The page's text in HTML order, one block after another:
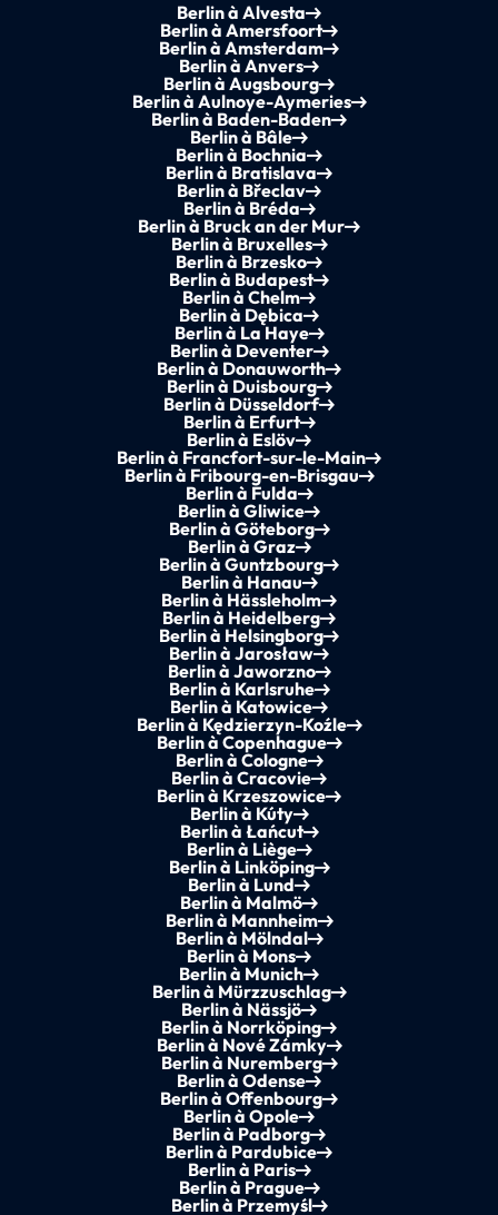
Berlin à Alvesta
Berlin à Amersfoort
Berlin à Amsterdam
Berlin à Anvers
Berlin à Augsbourg
Berlin à Aulnoye-Aymeries
Berlin à Baden-Baden
Berlin à Bâle
Berlin à Bochnia
Berlin à Bratislava
Berlin à Břeclav
Berlin à Bréda
Berlin à Bruck an der Mur
Berlin à Bruxelles
Berlin à Brzesko
Berlin à Budapest
Berlin à Chelm
Berlin à Dębica
Berlin à La Haye
Berlin à Deventer
Berlin à Donauworth
Berlin à Duisbourg
Berlin à Düsseldorf
Berlin à Erfurt
Berlin à Eslöv
Berlin à Francfort-sur-le-Main
Berlin à Fribourg-en-Brisgau
Berlin à Fulda
Berlin à Gliwice
Berlin à Göteborg
Berlin à Graz
Berlin à Guntzbourg
Berlin à Hanau
Berlin à Hässleholm
Berlin à Heidelberg
Berlin à Helsingborg
Berlin à Jarosław
Berlin à Jaworzno
Berlin à Karlsruhe
Berlin à Katowice
Berlin à Kędzierzyn-Koźle
Berlin à Copenhague
Berlin à Cologne
Berlin à Cracovie
Berlin à Krzeszowice
Berlin à Kúty
Berlin à Łańcut
Berlin à Liège
Berlin à Linköping
Berlin à Lund
Berlin à Malmö
Berlin à Mannheim
Berlin à Mölndal
Berlin à Mons
Berlin à Munich
Berlin à Mürzzuschlag
Berlin à Nässjö
Berlin à Norrköping
Berlin à Nové Zámky
Berlin à Nuremberg
Berlin à Odense
Berlin à Offenbourg
Berlin à Opole
Berlin à Padborg
Berlin à Pardubice
Berlin à Paris
Berlin à Prague
Berlin à Przemyśl